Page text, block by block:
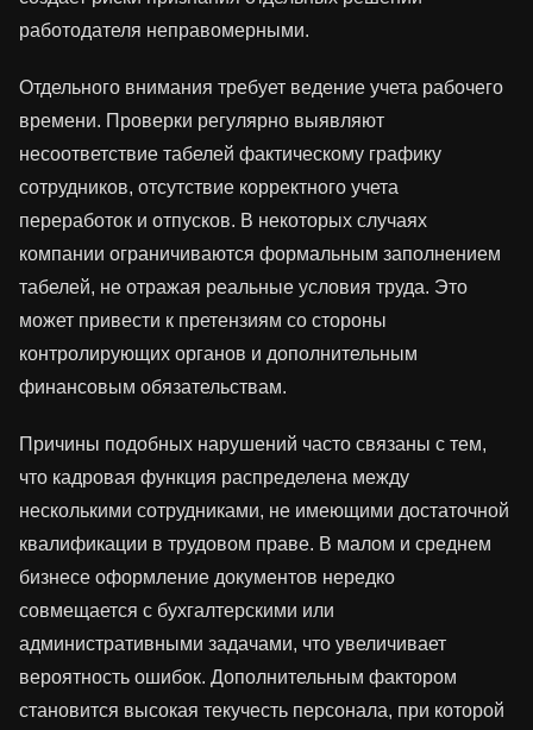
работодателя неправомерными.
Отдельного внимания требует ведение учета рабочего
времени. Проверки регулярно выявляют
несоответствие табелей фактическому графику
сотрудников, отсутствие корректного учета
переработок и отпусков. В некоторых случаях
компании ограничиваются формальным заполнением
табелей, не отражая реальные условия труда. Это
может привести к претензиям со стороны
контролирующих органов и дополнительным
финансовым обязательствам.
Причины подобных нарушений часто связаны с тем,
что кадровая функция распределена между
несколькими сотрудниками, не имеющими достаточной
квалификации в трудовом праве. В малом и среднем
бизнесе оформление документов нередко
совмещается с бухгалтерскими или
административными задачами, что увеличивает
вероятность ошибок. Дополнительным фактором
становится высокая текучесть персонала, при которой